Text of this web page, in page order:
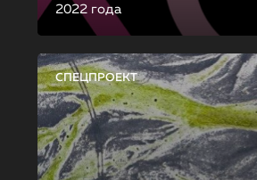
2022 года
СПЕЦПРОЕКТ